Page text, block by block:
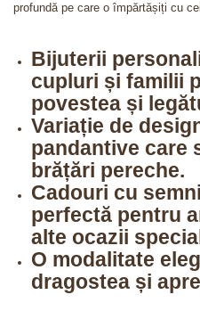
profundă pe care o împărtășiți cu
Bijuterii
cupluri și familii
povestea și
Variație de
pandantive care
brățări pereche.
Cadouri cu
perfectă pentru
alte ocazii
O modalitate
dragostea și